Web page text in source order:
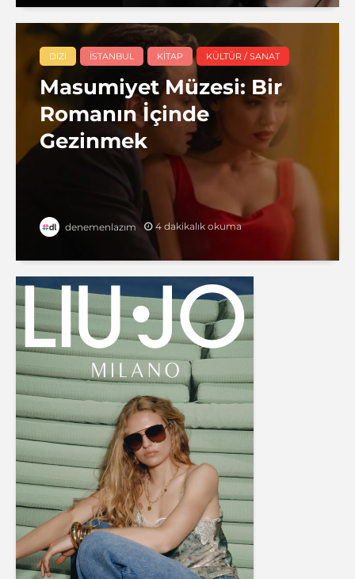
DIZI İSTANBUL KITAP KÜLTÜR / SANAT
Masumiyet Müzesi: Bir
Romanın İçinde
Gezinmek
denemenlazım 4 dakikalık okuma